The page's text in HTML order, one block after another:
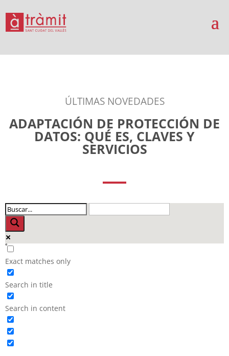
ÚLTIMAS NOVEDADES
ADAPTACIÓN DE PROTECCIÓN DE
DATOS: QUÉ ES, CLAVES Y
SERVICIOS
Exact matches only
Search in title
Search in content